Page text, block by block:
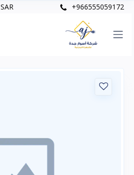
+966555059172 SAR ﷼